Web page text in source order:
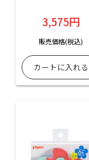
3,575円
販売価格(税込)